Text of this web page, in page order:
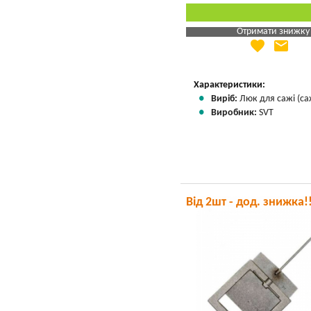
Отримати знижку
Яка Ваша ціна
favorite email
Характеристики:
Виріб: Люк для сажі
Виробник: SVT
Від 2шт - дод.